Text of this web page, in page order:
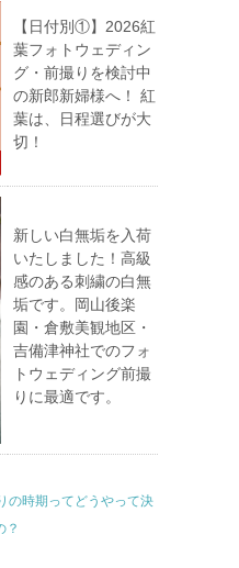
【日付別①】2026紅
葉フォトウェディン
グ・前撮りを検討中
の新郎新婦様へ！ 紅
葉は、日程選びが大
切！
新しい白無垢を入荷
いたしました！高級
感のある刺繍の白無
垢です。岡山後楽
園・倉敷美観地区・
吉備津神社でのフォ
トウェディング前撮
りに最適です。
の時期ってどうやって決
？